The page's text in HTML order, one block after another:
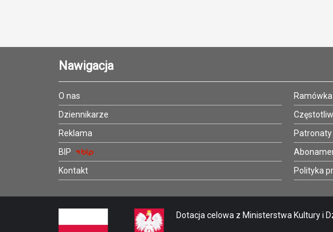
Nawigacja
O nas
Dziennikarze
Reklama
BIP
Kontakt
Patronaty
Polityka
Dotacja celowa z Ministerstwa Kultury i